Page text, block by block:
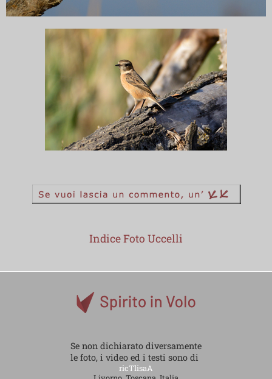
Indice Foto Uccelli
Se non dichiarato diversamente
le foto, i video ed i testi sono di
ricTlisaA